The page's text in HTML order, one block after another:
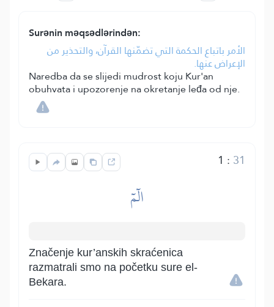
Surənin məqsədlərindən:
الأمر باتباع الحكمة التي تضمّنها القرآن، والتحذير من
الإعراض عنها.
Naredba da se slijedi mudrost koju Kur'an
obuhvata i upozorenje na okretanje leđa od nje.
1 : 31
الٓمٓ
Značenje kur’anskih skraćenica
razmatrali smo na početku sure el-
Bekara.